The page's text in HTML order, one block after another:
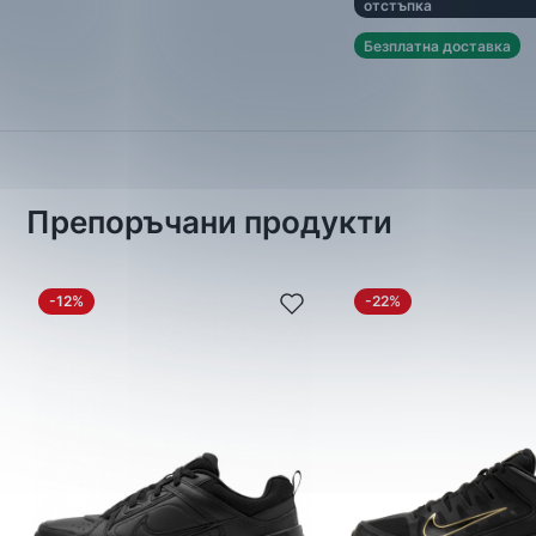
отстъпка
Безплатна доставка
Препоръчани продукти
-12% -22%